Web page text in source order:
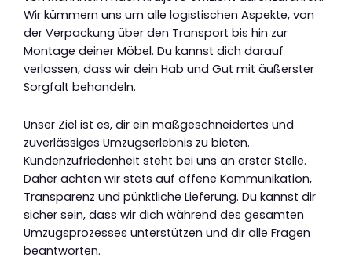
Wir kümmern uns um alle logistischen Aspekte, von
der Verpackung über den Transport bis hin zur
Montage deiner Möbel. Du kannst dich darauf
verlassen, dass wir dein Hab und Gut mit äußerster
Sorgfalt behandeln.
Unser Ziel ist es, dir ein maßgeschneidertes und
zuverlässiges Umzugserlebnis zu bieten.
Kundenzufriedenheit steht bei uns an erster Stelle.
Daher achten wir stets auf offene Kommunikation,
Transparenz und pünktliche Lieferung. Du kannst dir
sicher sein, dass wir dich während des gesamten
Umzugsprozesses unterstützen und dir alle Fragen
beantworten.